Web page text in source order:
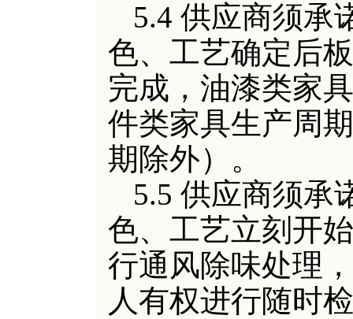
5.4 供应商须承
色、工艺确定后
完成，油漆类家
件类家具生产周
期除外）。
5.5 供应商须承
色、工艺立刻开
行通风除味处理
人有权进行随时